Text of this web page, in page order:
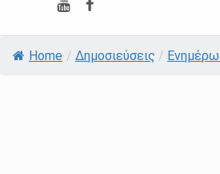
Home / Δημοσιεύσεις /